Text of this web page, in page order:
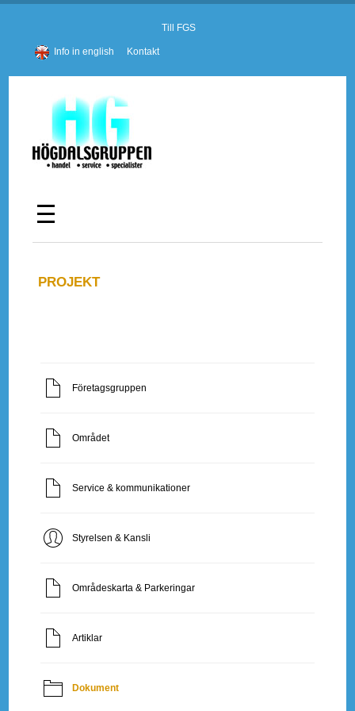
Till FGS
Info in english Kontakt
PROJEKT
Företagsgruppen
Området
Service & kommunikationer
Styrelsen & Kansli
Områdeskarta & Parkeringar
Artiklar
Dokument